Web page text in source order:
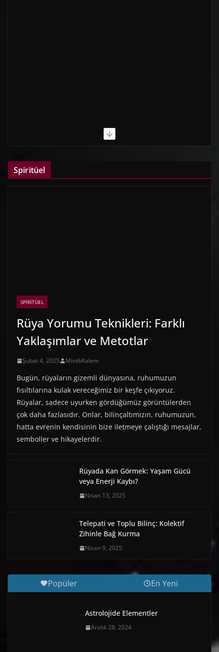
Spiritüel
SPIRITÜEL
Rüya Yorumu Teknikleri: Farklı
Yaklaşımlar ve Metotlar
Şubat 4, 2025 MistikKalem
Bugün, rüyaların gizemli dünyasına, ruhumuzun
fısıltılarına kulak vereceğimiz bir keşfe çıkıyoruz.
Rüyalar, sadece uyurken gördüğümüz görüntülerden
çok daha fazlasıdır. Onlar, bilinçaltımızın, ruhumuzun,
hatta evrenin kendisinin bize iletmeye çalıştığı mesajlar,
semboller ve hikayelerdir.
Rüyada Kan Görmek: Yaşam Gücü
veya Enerji Kaybı?
Nisan 13, 2025
Telepati ve Toplu Bilinç: Kolektif
Zihinle Bağ Kurma
Nisan 9, 2025
Popüler En Yeni
Astrolojide Elementler
Aralık 28, 2024